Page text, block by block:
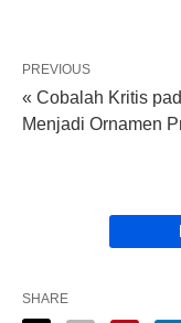
PREVIOUS
« Cobalah Kritis
Menjadi Ornamen
SHARE